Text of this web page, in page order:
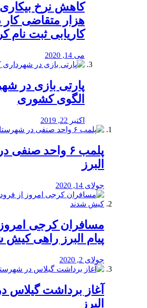
هزار متقاضی کار
کاریابی ثبت نام
می 14, 2020
پارتی بازی در
الگوی کشوری
اکتبر 22, 2019
پلمب ۶ واحد
البرز
جولای 14, 2020
مسافران کرجی امروز
پیام البرز راهی کیش
جولای 2, 2020
آغاز برداشت گیلاس
البرز